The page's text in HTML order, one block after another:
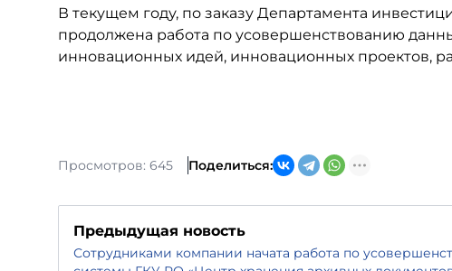
В текущем году, по заказу Департамента
продолжена работа по усовершенствованию
инновационных идей, инновационных проектов,
Просмотров: 645 Поделиться:
Предыдущая новость
Сотрудниками компании начата работа по